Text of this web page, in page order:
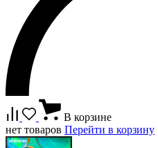
В корзине
нет товаров Перейти в корзину